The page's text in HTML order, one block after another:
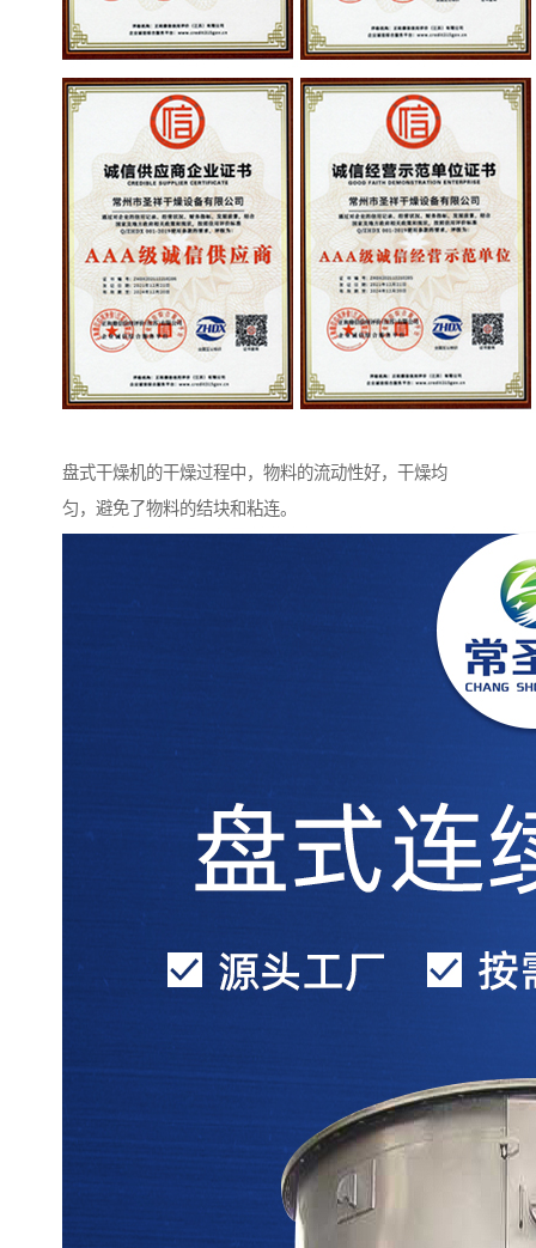
盘式干燥机的干燥过程中，物料的流动性好，干燥均
匀，避免了物料的结块和粘连。